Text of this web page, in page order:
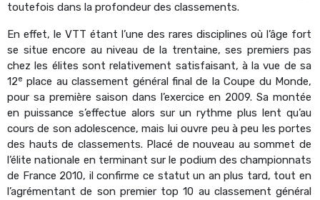
toutefois dans la profondeur des classements.
En effet, le VTT étant l’une des rares disciplines où l’âge fort
se situe encore au niveau de la trentaine, ses premiers pas
chez les élites sont relativement satisfaisant, à la vue de sa
12e place au classement général final de la Coupe du Monde,
pour sa première saison dans l’exercice en 2009. Sa montée
en puissance s’effectue alors sur un rythme plus lent qu’au
cours de son adolescence, mais lui ouvre peu à peu les portes
des hauts de classements. Placé de nouveau au sommet de
l’élite nationale en terminant sur le podium des championnats
de France 2010, il confirme ce statut un an plus tard, tout en
l’agrémentant de son premier top 10 au classement général